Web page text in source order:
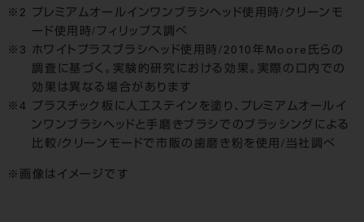
プレミアムオールインワンブラシヘッド使用時/クリーンモ
ード使用時/フィリップス調べ
ホワイトプラスブラシヘッド使用時/2010年Moore氏らの
調査に基づく。実験的研究における効果。実際の口内での
効果は異なる場合があります
プラスチック板に人工ステインを塗り、プレミアムオールイ
ンワンブラシヘッドと手磨きブラシでのブラッシングによる
比較/クリーンモードで市販の歯磨き粉を使用/当社調べ
画像はイメージです